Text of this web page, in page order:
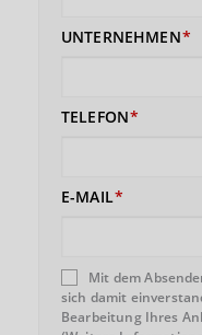
UNTERNEHMEN
TELEFON
E-MAIL
Mit dem
sich damit
Bearbeitung Ihres